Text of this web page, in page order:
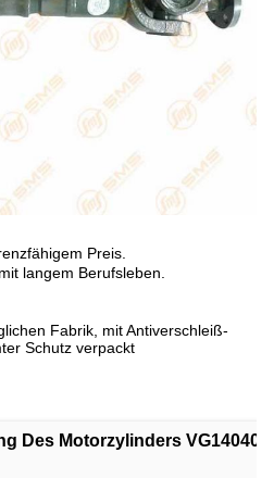
Preis.
langem Berufsleben.
Fabrik, mit Antiverschleiß-
Schutz verpackt
Des Motorzylinders